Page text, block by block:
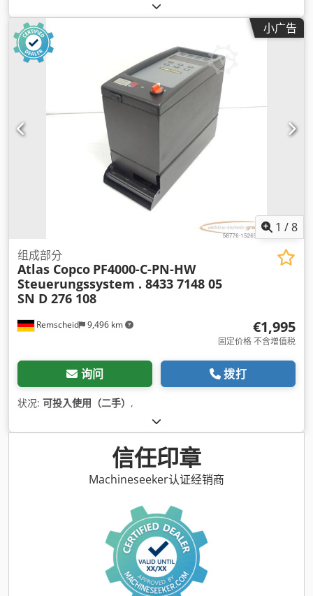
小广告
1 /8
Remscheid 9,496 km
组成部分
Atlas Copco PF4000-C-PN-HW
Steuerungssystem . 8433 7148 05
SN D 276 108
€1,995
固定价格 不含增值税
询问 拨打
状况: 可投入使用（二手） ,
信任印章
Machineseeker认证经销商